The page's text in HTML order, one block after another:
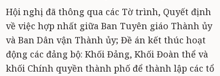
Hội nghị đã thông qua các Tờ trình, Quyết định
về việc hợp nhất giữa Ban Tuyên giáo Thành ủy
và Ban Dân vận Thành ủy; Đề án kết thúc hoạt
động các đảng bộ: Khối Đảng, Khối Đoàn thể và
khối Chính quyền thành phố để thành lập các tổ